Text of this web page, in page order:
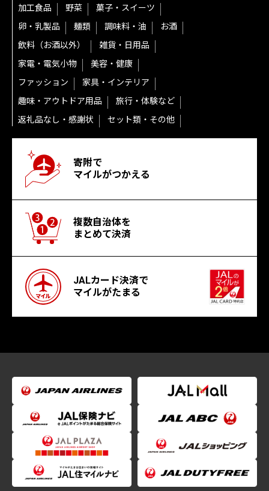
加工食品
野菜
菓子・スイーツ
卵・乳製品
麺類 調味料・油
お酒
飲料（お酒以外）
雑貨・日用品
家電・電気小物
美容・健康
ファッション
家具・インテリア
趣味・アウトドア用品
旅行・体験など
返礼品なし・感謝状
セット類・その他
寄附で
マイルがつかえる
複数自治体を
まとめて決済
JALカード決済で
マイルがたまる